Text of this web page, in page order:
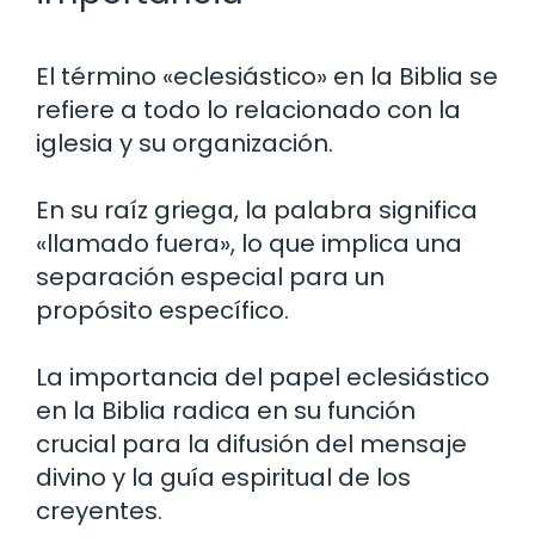
El término «eclesiástico» en la Biblia se
refiere a todo lo relacionado con la
iglesia y su organización.
En su raíz griega, la palabra significa
«llamado fuera», lo que implica una
separación especial para un
propósito específico.
La importancia del papel eclesiástico
en la Biblia radica en su función
crucial para la difusión del mensaje
divino y la guía espiritual de los
creyentes.